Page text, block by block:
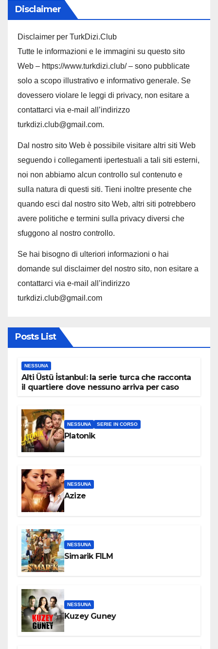
Disclaimer
Disclaimer per TurkDizi.Club
Tutte le informazioni e le immagini su questo sito
Web – https://www.turkdizi.club/ – sono pubblicate
solo a scopo illustrativo e informativo generale. Se
dovessero violare le leggi di privacy, non esitare a
contattarci via e-mail all’indirizzo
turkdizi.club@gmail.com.
Dal nostro sito Web è possibile visitare altri siti Web
seguendo i collegamenti ipertestuali a tali siti esterni,
noi non abbiamo alcun controllo sul contenuto e
sulla natura di questi siti. Tieni inoltre presente che
quando esci dal nostro sito Web, altri siti potrebbero
avere politiche e termini sulla privacy diversi che
sfuggono al nostro controllo.
Se hai bisogno di ulteriori informazioni o hai
domande sul disclaimer del nostro sito, non esitare a
contattarci via e-mail all’indirizzo
turkdizi.club@gmail.com
Posts List
NESSUNA
Alti Üstü İstanbul: la serie turca che racconta
il quartiere dove nessuno arriva per caso
NESSUNA SERIE IN CORSO
Platonik
NESSUNA
Azize
NESSUNA
Simarik FILM
NESSUNA
Kuzey Guney